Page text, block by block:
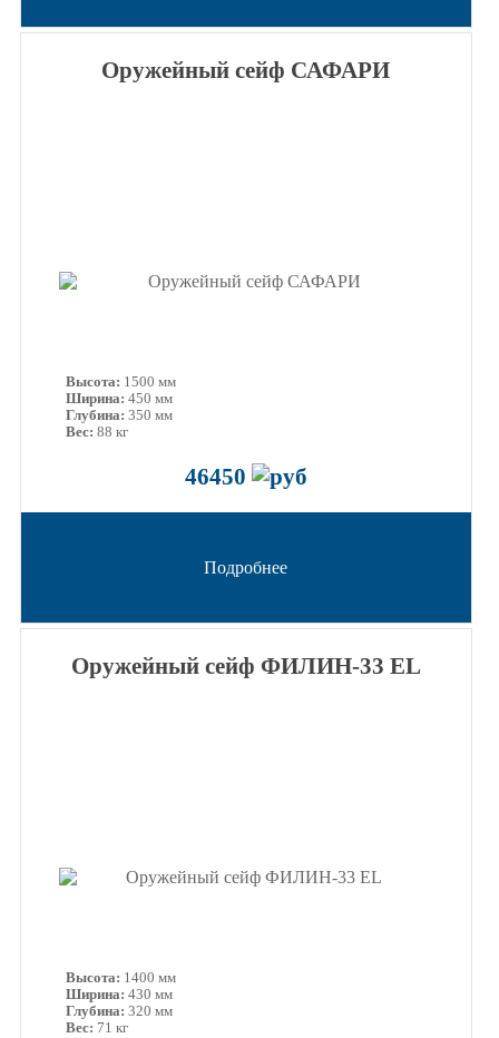
Оружейный сейф САФАРИ
Высота: 1500 мм
Ширина: 450 мм
Глубина: 350 мм
Вес: 88 кг
46450
Подробнее
Оружейный сейф ФИЛИН-33 EL
Высота: 1400 мм
Ширина: 430 мм
Глубина: 320 мм
Вес: 71 кг